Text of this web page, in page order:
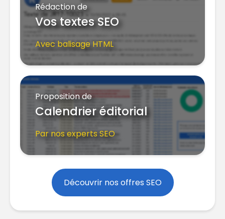
Rédaction de
Vos textes SEO
Avec balisage HTML
Proposition de
Calendrier éditorial
Par nos experts SEO
Découvrir nos offres SEO